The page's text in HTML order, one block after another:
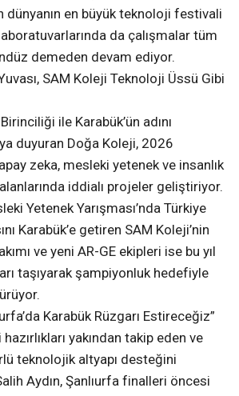
dünyanın en büyük teknoloji festivali
da çalışmalar tüm
demeden devam ediyor.
SAM Koleji Teknoloji Üssü Gibi
ile Karabük’ün adını
duyuran Doğa Koleji, 2026
zeka, mesleki yetenek ve insanlık
iddialı projeler geliştiriyor.
Yetenek Yarışması’nda Türkiye
Karabük’e getiren SAM Koleji’nin
ve yeni AR-GE ekipleri ise bu yıl
taşıyarak şampiyonluk hedefiyle
Karabük Rüzgarı Estireceğiz”
yakından takip eden ve
teknolojik altyapı desteğini
Aydın, Şanlıurfa finalleri öncesi